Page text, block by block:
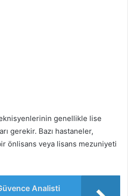
genellikle lise
gerekir. Bazı hastaneler,
önlisans veya lisans mezuniyeti
Analisti